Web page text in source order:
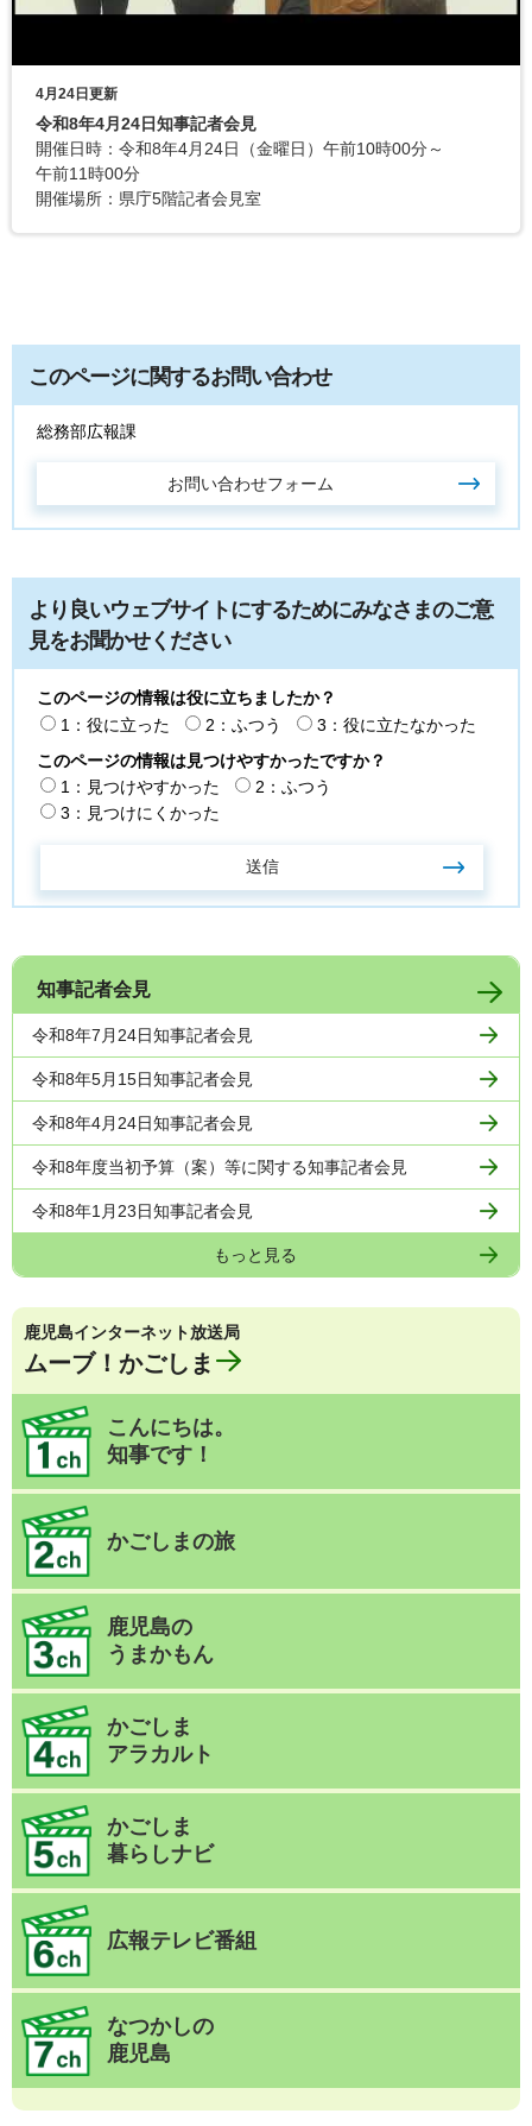
4月24日更新
令和8年4月24日知事記者会見
開催日時：令和8年4月24日（金曜日）午前10時00分～
午前11時00分
開催場所：県庁5階記者会見室
このページに関するお問い合わせ
総務部広報課
より良いウェブサイトにするためにみなさまのご意
見をお聞かせください
このページの情報は役に立ちましたか？
1：役に立った
2：ふつう
3：役に立たなかった
このページの情報は見つけやすかったですか？
1：見つけやすかった
2：ふつう
3：見つけにくかった
知事記者会見
令和8年7月24日知事記者会見
令和8年5月15日知事記者会見
令和8年4月24日知事記者会見
令和8年度当初予算（案）等に関する知事記者会見
令和8年1月23日知事記者会見
もっと見る
鹿児島インターネット放送局
ムーブ！かごしま
こんにちは。
知事です！
かごしまの旅
鹿児島の
うまかもん
かごしま
アラカルト
かごしま
暮らしナビ
広報テレビ番組
なつかしの
鹿児島